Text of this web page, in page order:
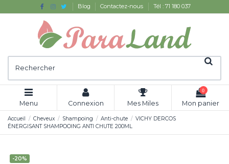
Blog Contactez-nous Tél : 71 180 037
Menu Connexion Mes Miles
0
Mon panier
Accueil Cheveux Shampoing Anti-chute
VICHY DERCOS
ÉNERGISANT SHAMPOOING ANTI CHUTE 200ML
-20%